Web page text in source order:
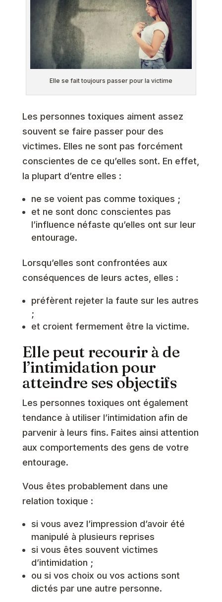
Elle se fait toujours passer pour la victime
Les personnes toxiques aiment assez
souvent se faire passer pour des
victimes. Elles ne sont pas forcément
conscientes de ce qu’elles sont. En effet,
la plupart d’entre elles :
ne se voient pas comme toxiques ;
et ne sont donc conscientes pas
l’influence néfaste qu’elles ont sur leur
entourage.
Lorsqu’elles sont confrontées aux
conséquences de leurs actes, elles :
préfèrent rejeter la faute sur les autres
;
et croient fermement être la victime.
Elle peut recourir à de
l’intimidation pour
atteindre ses objectifs
Les personnes toxiques ont également
tendance à utiliser l’intimidation afin de
parvenir à leurs fins. Faites ainsi attention
aux comportements des gens de votre
entourage.
Vous êtes probablement dans une
relation toxique :
si vous avez l’impression d’avoir été
manipulé à plusieurs reprises
si vous êtes souvent victimes
d’intimidation ;
ou si vos choix ou vos actions sont
dictés par une autre personne.